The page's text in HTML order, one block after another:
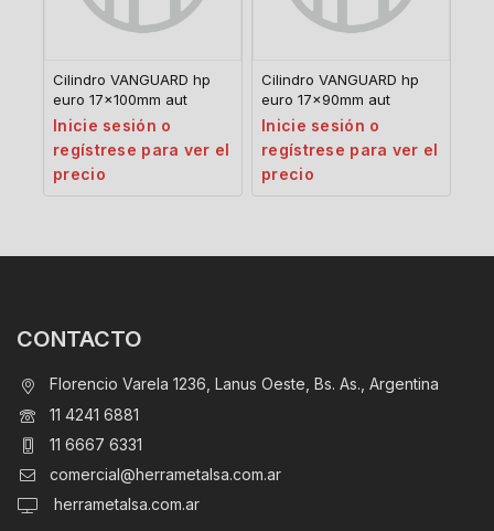
Cilindro VANGUARD hp
euro 17x100mm aut
Inicie sesión o
regístrese para ver el
precio
Cilindro VANGUARD hp
euro 17x90mm aut
Inicie sesión o
regístrese para ver el
precio
CONTACTO
Florencio Varela 1236, Lanus Oeste, Bs. As., Argentina
11 4241 6881
11 6667 6331
comercial@herrametalsa.com.ar
herrametalsa.com.ar